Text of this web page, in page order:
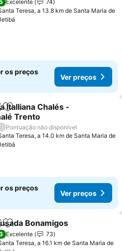
Excelente
74
Teresa, a 13.8 km de Santa Maria de
os preços
Ver preços
Adicionar aos favoritos
Italliana Chalés -
Trento
preços
Pontuação não disponível
Teresa, a 14.0 km de Santa Maria de
os preços
Ver preços
Adicionar aos favoritos
Bonamigos
Excelente
73
Teresa, a 16.1 km de Santa Maria de